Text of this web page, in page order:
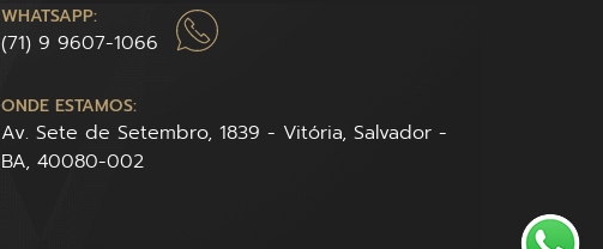
WHATSAPP:
(71) 9 9607-1066
ONDE ESTAMOS:
Av. Sete de Setembro, 1839 - Vitória, Salvador -
BA, 40080-002